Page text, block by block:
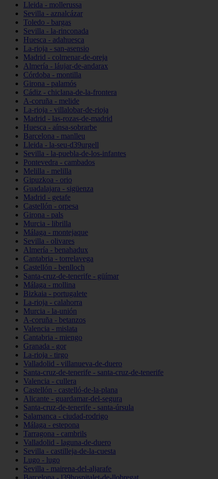
Lleida - mollerussa
Sevilla - aznalcázar
Toledo - bargas
Sevilla - la-rinconada
Huesca - adahuesca
La-rioja - san-asensio
Madrid - colmenar-de-oreja
Almería - láujar-de-andarax
Córdoba - montilla
Girona - palamós
Cádiz - chiclana-de-la-frontera
A-coruña - melide
La-rioja - villalobar-de-rioja
Madrid - las-rozas-de-madrid
Huesca - aínsa-sobrarbe
Barcelona - manlleu
Lleida - la-seu-d39urgell
Sevilla - la-puebla-de-los-infantes
Pontevedra - cambados
Melilla - melilla
Gipuzkoa - orio
Guadalajara - sigüenza
Madrid - getafe
Castellón - orpesa
Girona - pals
Murcia - librilla
Málaga - montejaque
Sevilla - olivares
Almería - benahadux
Cantabria - torrelavega
Castellón - benlloch
Santa-cruz-de-tenerife - güímar
Málaga - mollina
Bizkaia - portugalete
La-rioja - calahorra
Murcia - la-unión
A-coruña - betanzos
Valencia - mislata
Cantabria - miengo
Granada - gor
La-rioja - tirgo
Valladolid - villanueva-de-duero
Santa-cruz-de-tenerife - santa-cruz-de-tenerife
Valencia - cullera
Castellón - castelló-de-la-plana
Alicante - guardamar-del-segura
Santa-cruz-de-tenerife - santa-úrsula
Salamanca - ciudad-rodrigo
Málaga - estepona
Tarragona - cambrils
Valladolid - laguna-de-duero
Sevilla - castilleja-de-la-cuesta
Lugo - lugo
Sevilla - mairena-del-aljarafe
Barcelona - l39hospitalet-de-llobregat